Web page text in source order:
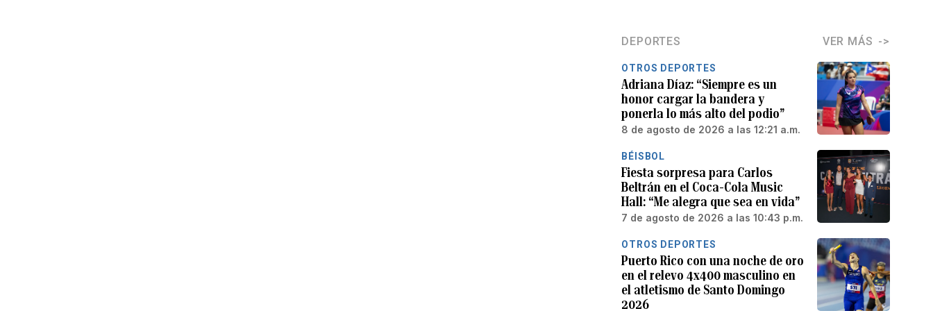
DEPORTES VER MÁS
OTROS DEPORTES
Adriana Díaz: “Siempre es un
honor cargar la bandera y
ponerla lo más alto del podio”
8 de agosto de 2026 a las 12:21 a.m.
BÉISBOL
Fiesta sorpresa para Carlos
Beltrán en el Coca-Cola Music
Hall: “Me alegra que sea en vida”
7 de agosto de 2026 a las 10:43 p.m.
OTROS DEPORTES
Puerto Rico con una noche de oro
en el relevo 4x400 masculino en
el atletismo de Santo Domingo
2026